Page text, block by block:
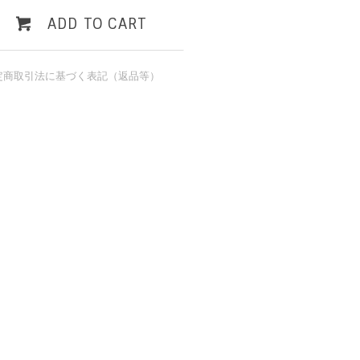
ADD TO CART
商取引法に基づく表記（返品等）